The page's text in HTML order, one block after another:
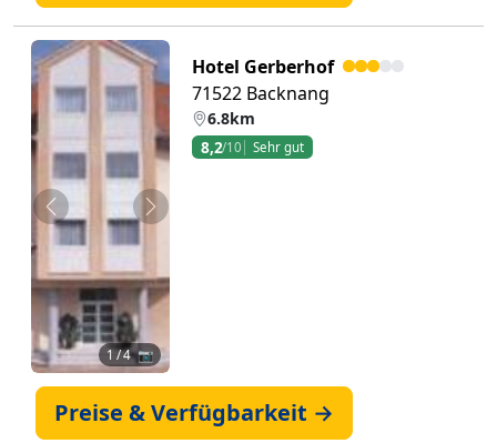
Zurück Weiter
1 / 4 📷
Hotel Gerberhof
71522 Backnang
6.8km
8,2/10 Sehr gut
Preise & Verfügbarkeit →